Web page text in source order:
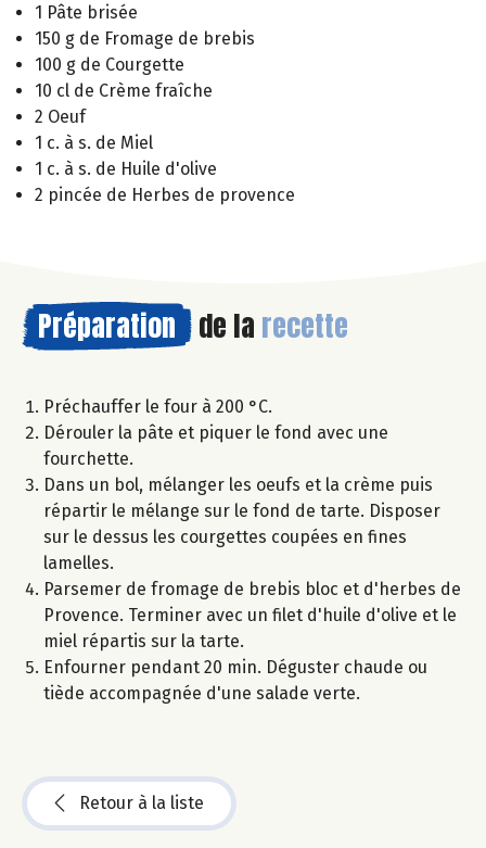
1 Pâte brisée
150 g de Fromage de brebis
100 g de Courgette
10 cl de Crème fraîche
2 Oeuf
1 c. à s. de Miel
1 c. à s. de Huile d'olive
2 pincée de Herbes de provence
Préparation de la recette
Préchauffer le four à 200 °C.
Dérouler la pâte et piquer le fond avec une
fourchette.
Dans un bol, mélanger les oeufs et la crème puis
répartir le mélange sur le fond de tarte. Disposer
sur le dessus les courgettes coupées en fines
lamelles.
Parsemer de fromage de brebis bloc et d'herbes de
Provence. Terminer avec un filet d'huile d'olive et le
miel répartis sur la tarte.
Enfourner pendant 20 min. Déguster chaude ou
tiède accompagnée d'une salade verte.
Retour à la liste